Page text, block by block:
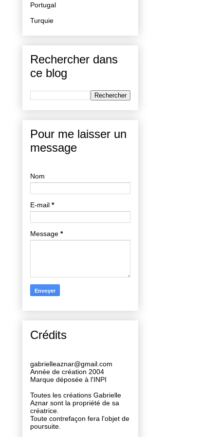
Portugal
Turquie
Rechercher dans
ce blog
Pour me laisser un
message
Nom
E-mail *
Message *
Crédits
gabrielleaznar@gmail.com
Année de création 2004
Marque déposée à l'INPI
Toutes les créations Gabrielle
Aznar sont la propriété de sa
créatrice.
Toute contrefaçon fera l'objet de
poursuite.